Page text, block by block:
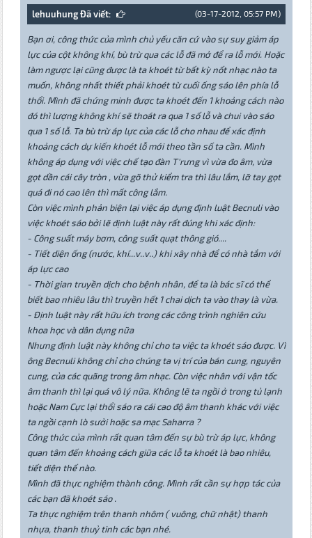
(03-17-2012, 05:57 PM)
lehuuhung Đã viết:
Bạn ơi, công thức của mình chủ yếu căn cứ vào sự suy giảm áp
lực của cột không khí, bù trừ qua các lỗ đã mở để ra lỗ mới. Hoặc
làm ngược lại cũng được là ta khoét từ bất kỳ nốt nhạc nào ta
muốn, không nhất thiết phải khoét từ cuối ống sáo lên phía lỗ
thổi. Mình đã chứng minh được ta khoét đến 1 khoảng cách nào
đó thì lượng không khí sẽ thoát ra qua 1 số lỗ và chui vào sáo
qua 1 số lỗ. Ta bù trừ áp lực của các lỗ cho nhau để xác định
khoảng cách dự kiến khoét lỗ mới theo tần số ta cần. Mình
không áp dụng với việc chế tạo đàn T'rưng vì vừa đo âm, vừa
gọt dần cái cây tròn , vừa gõ thử kiểm tra thì lâu lắm, lỡ tay gọt
quá đi nó cao lên thì mất công lắm.
Còn việc mình phản biện lại việc áp dụng định luật Becnuli vào
việc khoét sáo bởi lẽ định luật này rất đúng khi xác định:
- Công suất máy bơm, công suất quạt thông gió....
- Tiết diện ống (nước, khí...v..v..) khi xây nhà để có nhà tắm với
áp lực cao
- Thời gian truyền dịch cho bệnh nhân, để ta là bác sĩ có thể
biết bao nhiêu lâu thì truyền hết 1 chai dịch ta vào thay là vừa.
- Định luật này rất hữu ích trong các công trình nghiên cứu
khoa học và dân dụng nữa
Nhưng định luật này không chỉ cho ta việc ta khoét sáo được. Vì
ông Becnuli không chỉ cho chúng ta vị trí của bán cung, nguyên
cung, của các quãng trong âm nhạc. Còn việc nhân với vận tốc
âm thanh thì lại quá vô lý nữa. Không lẽ ta ngồi ở trong tủ lạnh
hoặc Nam Cực lại thổi sáo ra cái cao độ âm thanh khác với việc
ta ngồi cạnh lò sưởi hoặc sa mạc Saharra ?
Công thức của mình rất quan tâm đến sự bù trừ áp lực, không
quan tâm đến khoảng cách giữa các lỗ ta khoét là bao nhiêu,
tiết diện thế nào.
Mình đã thực nghiệm thành công. Mình rất cần sự hợp tác của
các bạn đã khoét sáo .
Ta thực nghiệm trên thanh nhôm ( vuông, chữ nhật) thanh
nhựa, thanh thuỷ tinh các bạn nhé.